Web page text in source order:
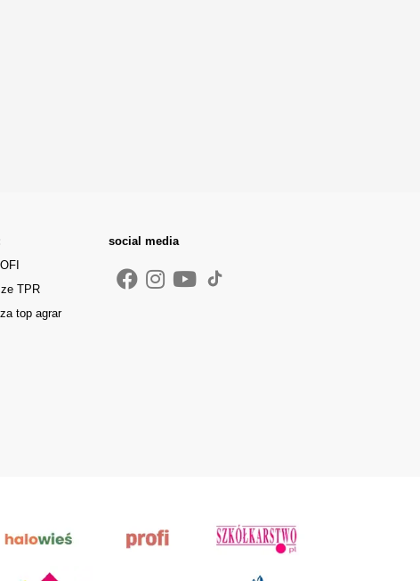
TPR
top agrar
social media